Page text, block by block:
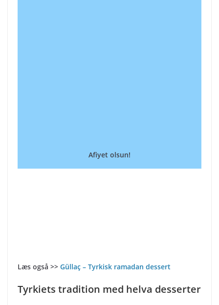
Afiyet olsun!
Læs også >> Güllaç – Tyrkisk ramadan dessert
Tyrkiets tradition med helva desserter